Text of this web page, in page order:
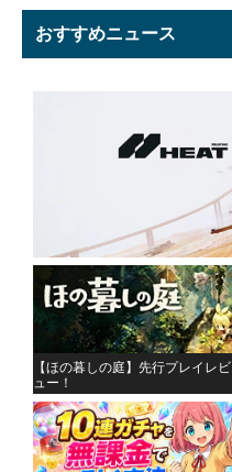
おすすめニュース
【ほの暮しの庭】先行プレイレビ
ュー！